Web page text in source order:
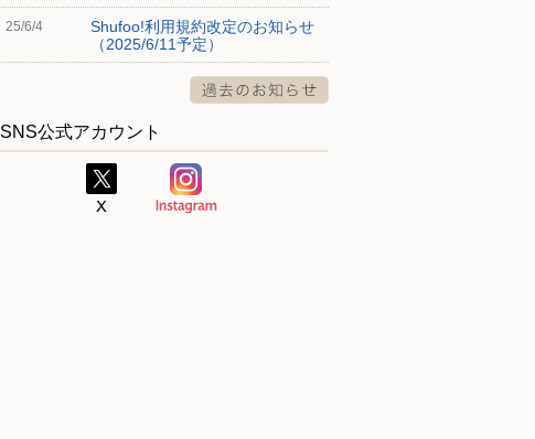
25/6/4
Shufoo!利用規約改定のお知らせ
（2025/6/11予定）
SNS公式アカウント